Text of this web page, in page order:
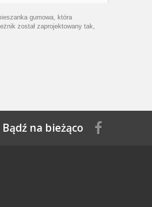
gumowa, która
został zaprojektowany tak,
Bądź na bieżąco